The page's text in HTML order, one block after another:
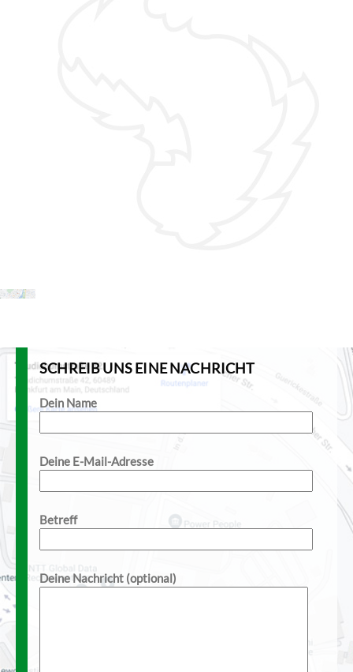
SCHREIB UNS EINE NACHRICHT
Dein Name
Deine E-Mail-Adresse
Betreff
Deine Nachricht (optional)